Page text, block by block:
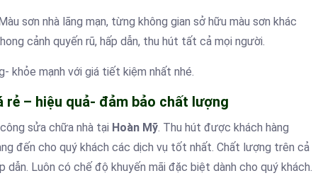
sơn nhà lãng mạn, từng không gian sở hữu màu sơn khác
cảnh quyến rũ, hấp dẫn, thu hút tất cả mọi người.
khỏe mạnh với giá tiết kiệm nhất nhé.
rẻ – hiệu quả- đảm bảo chất lượng
sửa chữa nhà tại Hoàn Mỹ. Thu hút được khách hàng
đến cho quý khách các dịch vụ tốt nhất. Chất lượng trên cả
Luôn có chế độ khuyến mãi đặc biệt dành cho quý khách.